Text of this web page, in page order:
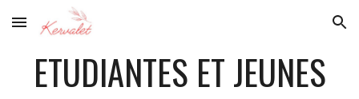
Skip to main content Skip to navigation
ETUDIANTES ET JEUNES